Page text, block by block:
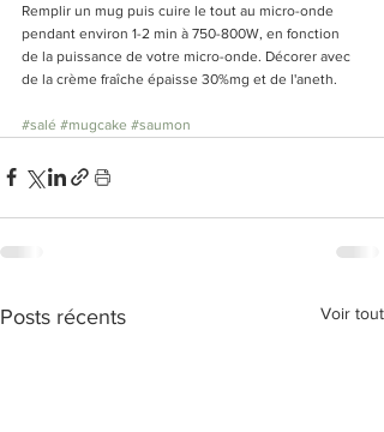
Remplir un mug puis cuire le tout au micro-onde
pendant environ 1-2 min à 750-800W, en fonction
de la puissance de votre micro-onde. Décorer avec
de la crème fraîche épaisse 30%mg et de l'aneth.
#salé #mugcake #saumon
Posts récents Voir tout